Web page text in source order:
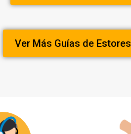
Ver Más Guías de Estores